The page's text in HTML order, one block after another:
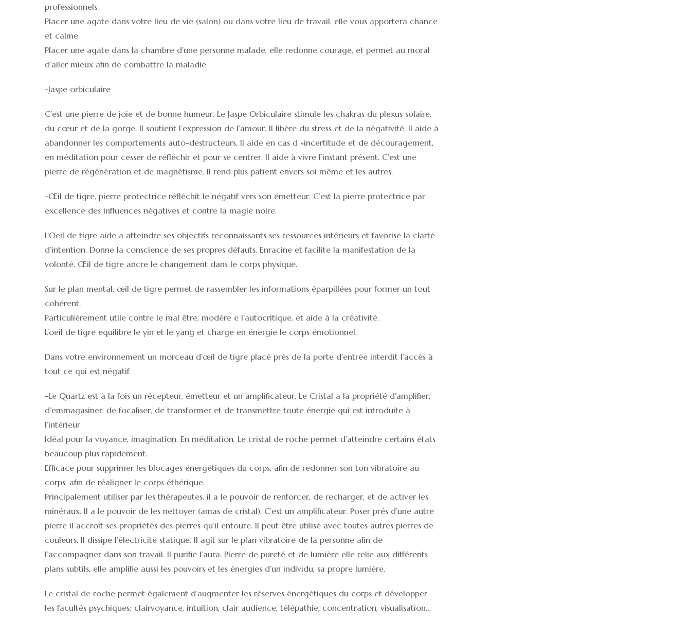
professionnels.
Placer une agate dans votre lieu de vie (salon) ou dans votre lieu de travail, elle vous apportera chance
et calme.
Placer une agate dans la chambre d’une personne malade, elle redonne courage, et permet au moral
d’aller mieux afin de combattre la maladie
-Jaspe orbiculaire
C’est une pierre de joie et de bonne humeur. Le Jaspe Orbiculaire stimule les chakras du plexus solaire,
du cœur et de la gorge. Il soutient l’expression de l’amour. Il libère du stress et de la négativité. Il aide à
abandonner les comportements auto-destructeurs. Il aide en cas d »incertitude et de découragement,
en méditation pour cesser de réfléchir et pour se centrer. Il aide à vivre l’instant présent. C’est une
pierre de régénération et de magnétisme. Il rend plus patient envers soi même et les autres.
-Œil de tigre, pierre protectrice réfléchit le négatif vers son émetteur. C’est la pierre protectrice par
excellence des influences négatives et contre la magie noire.
L’Oeil de tigre aide a atteindre ses objectifs reconnaissants ses ressources intérieurs et favorise la clarté
d’intention. Donne la conscience de ses propres défauts. Enracine et facilite la manifestation de la
volonté. Œil de tigre ancre le changement dans le corps physique.
Sur le plan mental, œil de tigre permet de rassembler les informations éparpillées pour former un tout
cohérent.
Particulièrement utile contre le mal être, modère e l’autocritique, et aide à la créativité.
L’oeil de tigre equilibre le yin et le yang et charge en énergie le corps émotionnel.
Dans votre environnement un morceau d’œil de tigre placé près de la porte d’entrée interdit l’accès à
tout ce qui est négatif
-Le Quartz est à la fois un récepteur, émetteur et un amplificateur. Le Cristal a la propriété d’amplifier,
d’emmagasiner, de focaliser, de transformer et de transmettre toute énergie qui est introduite à
l’intérieur
Idéal pour la voyance, imagination. En méditation, Le cristal de roche permet d’atteindre certains états
beaucoup plus rapidement.
Efficace pour supprimer les blocages énergétiques du corps, afin de redonner son ton vibratoire au
corps, afin de réaligner le corps éthérique.
Principalement utiliser par les thérapeutes, il a le pouvoir de renforcer, de recharger, et de activer les
minéraux. Il a le pouvoir de les nettoyer (amas de cristal). C’est un amplificateur. Poser prés d’une autre
pierre il accroît ses propriétés des pierres qu’il entoure. Il peut être utilisé avec toutes autres pierres de
couleurs. Il dissipe l’électricité statique. Il agit sur le plan vibratoire de la personne afin de
l’accompagner dans son travail. Il purifie l’aura. Pierre de pureté et de lumière elle relie aux différents
plans subtils, elle amplifie aussi les pouvoirs et les énergies d’un individu, sa propre lumière.
Le cristal de roche permet également d’augmenter les réserves énergétiques du corps et développer
les facultés psychiques: clairvoyance, intuition, clair audience, télépathie, concentration, visualisation…